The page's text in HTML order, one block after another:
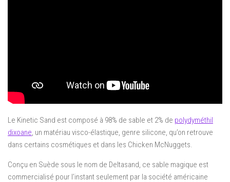
Le Kinetic Sand est composé à 98% de sable et 2% de polydyméthil
dixoane, un matériau visco-élastique, genre silicone, qu’on retrouve
dans certains cosmétiques et dans les Chicken McNuggets.
Conçu en Suède sous le nom de Deltasand, ce sable magique est
commercialisé pour l’instant seulement par la société américaine